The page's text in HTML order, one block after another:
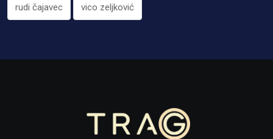
rudi čajavec vico zeljković